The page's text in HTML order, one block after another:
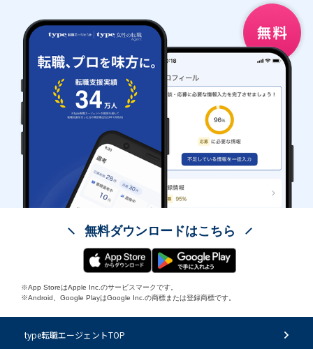
無料ダウンロードはこちら
※App StoreはApple Inc.のサービスマークです。
※Android、Google PlayはGoogle Inc.の商標または登録商標です。
type転職エージェントTOP